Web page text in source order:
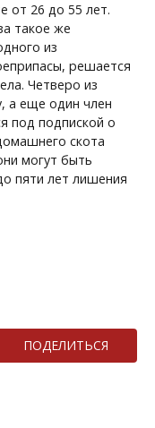
от 26 до 55 лет.
такое же
из
решается
Четверо из
а еще один член
под подпиской о
скота
могут быть
пяти лет лишения
ПОДЕЛИТЬСЯ